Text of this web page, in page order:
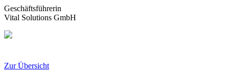
Geschäftsführerin
Vital Solutions GmbH
Zur Übersicht